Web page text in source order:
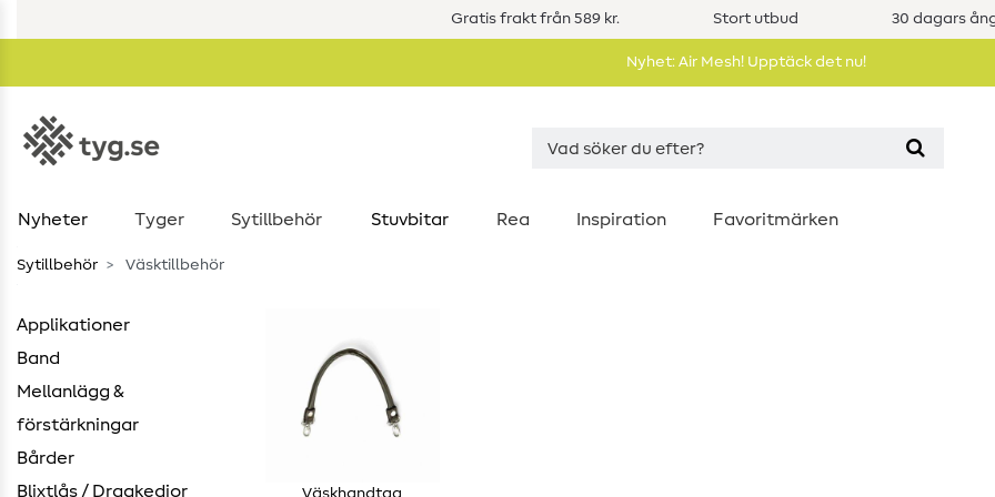
Gratis frakt från 589 kr. Stort utbud 30 dagars
Nyhet: Air Mesh! Upptäck det nu!
Nyheter Tyger Sytillbehör Stuvbitar Rea Inspiration Favoritmärken
Sytillbehör Väsktillbehör
Applikationer
Band
Mellanlägg &
förstärkningar
Bårder
Blixtlås / Dragkedjor
Väskhandtag